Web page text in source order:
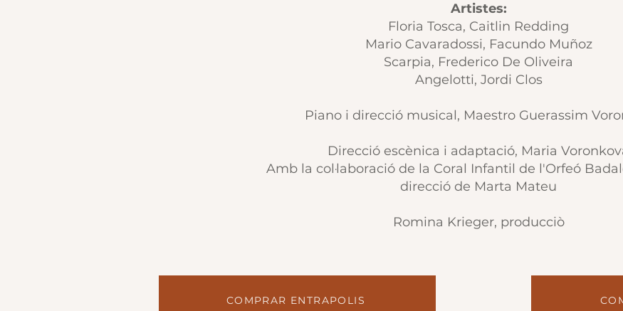
Artistes:
Floria Tosca, Caitlin Redding
Mario Cavaradossi, Facundo Muñoz
Scarpia, Frederico De Oliveira
Angelotti, Jordi Clos
Piano i direcció musical, Maestro Guerassim
Direcció escènica i adaptació, Maria
Amb la col·laboració de la Coral Infantil de l'Orfeó
direcció de Marta Mateu
Romina Krieger, producciò
COMPRAR ENTRAPOLIS